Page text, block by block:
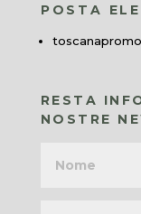
POSTA
RESTA
NOSTRE